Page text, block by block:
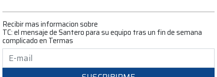
Recibir mas informacion sobre
TC: el mensaje de Santero para su equipo tras un fin de semana
complicado en Termas